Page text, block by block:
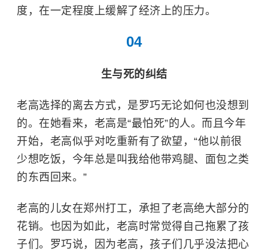
度，在一定程度上缓解了经济上的压力。
04
生与死的纠结
老高选择的离去方式，是罗巧无论如何也没想到
的。在她看来，老高是“最怕死”的人。而且今年
开始，老高似乎对吃重新有了欲望，“他以前很
少想吃饭，今年总是叫我给他带鸡腿、面包之类
的东西回来。”
老高的儿女在郑州打工，承担了老高绝大部分的
花销。也因为如此，老高时常觉得自己拖累了孩
子们。罗巧说，因为老高，孩子们几乎没法把心